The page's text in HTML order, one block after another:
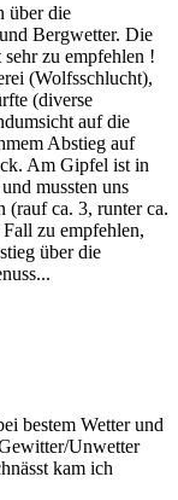
über die
Bergwetter. Die
zu empfehlen !
(Wolfsschlucht),
(diverse
auf die
Abstieg auf
Am Gipfel ist in
mussten uns
(rauf ca. 3, runter ca.
zu empfehlen,
über die
bestem Wetter und
Unwetter
kam ich